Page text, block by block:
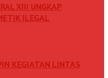
XIII UNGKAP
ILEGAL
KEGIATAN LINTAS